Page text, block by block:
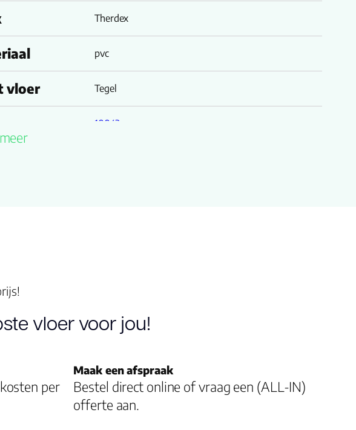
Therdex
pvc
vloer Tegel
10043
plank
100.00
pak (m2) 4.0000
4
vloer voor jou!
per
Maak een afspraak
Bestel direct online of vraag een (ALL-IN)
offerte aan.